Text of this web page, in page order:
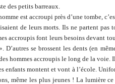
des petits barreaux.
est accroupi près d’une tombe,
de leurs morts. Ils ne partent
accroupis font leurs besoins devant
D’autres se brossent les dents (en
hommes accroupis le long de la voie.
enfants montent et vont à l’école.
même les plus jeunes ! La lumière